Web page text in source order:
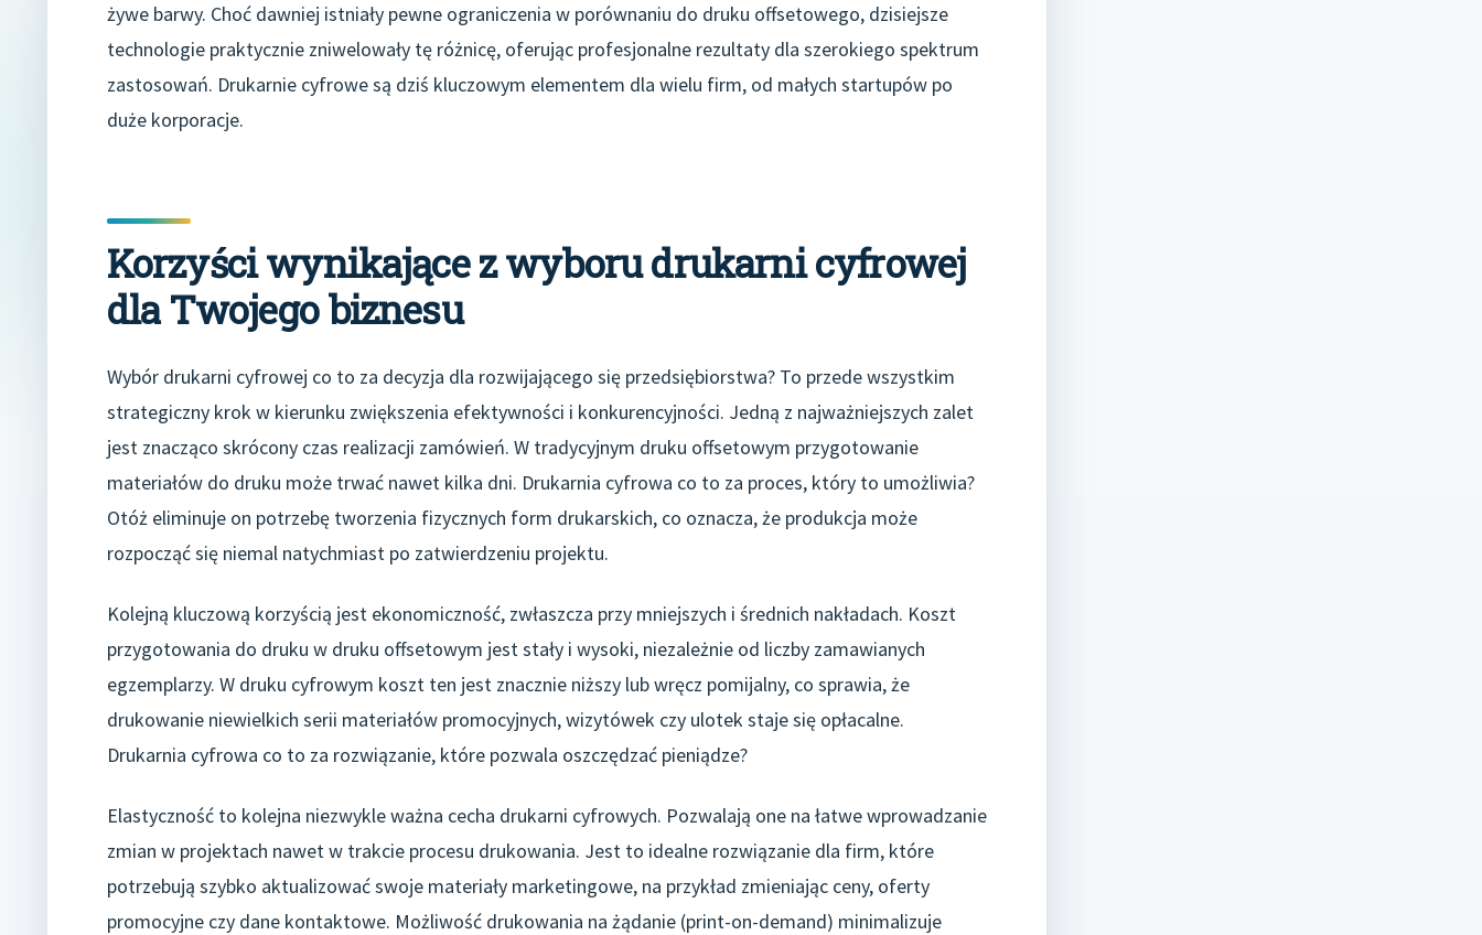
żywe barwy. Choć dawniej istniały pewne ograniczenia w porównaniu do druku offsetowego, dzisiejsze
technologie praktycznie zniwelowały tę różnicę, oferując profesjonalne rezultaty dla szerokiego spektrum
zastosowań. Drukarnie cyfrowe są dziś kluczowym elementem dla wielu firm, od małych startupów po
duże korporacje.
Korzyści wynikające z wyboru drukarni cyfrowej
dla Twojego biznesu
Wybór drukarni cyfrowej co to za decyzja dla rozwijającego się przedsiębiorstwa? To przede wszystkim
strategiczny krok w kierunku zwiększenia efektywności i konkurencyjności. Jedną z najważniejszych zalet
jest znacząco skrócony czas realizacji zamówień. W tradycyjnym druku offsetowym przygotowanie
materiałów do druku może trwać nawet kilka dni. Drukarnia cyfrowa co to za proces, który to umożliwia?
Otóż eliminuje on potrzebę tworzenia fizycznych form drukarskich, co oznacza, że produkcja może
rozpocząć się niemal natychmiast po zatwierdzeniu projektu.
Kolejną kluczową korzyścią jest ekonomiczność, zwłaszcza przy mniejszych i średnich nakładach. Koszt
przygotowania do druku w druku offsetowym jest stały i wysoki, niezależnie od liczby zamawianych
egzemplarzy. W druku cyfrowym koszt ten jest znacznie niższy lub wręcz pomijalny, co sprawia, że
drukowanie niewielkich serii materiałów promocyjnych, wizytówek czy ulotek staje się opłacalne.
Drukarnia cyfrowa co to za rozwiązanie, które pozwala oszczędzać pieniądze?
Elastyczność to kolejna niezwykle ważna cecha drukarni cyfrowych. Pozwalają one na łatwe wprowadzanie
zmian w projektach nawet w trakcie procesu drukowania. Jest to idealne rozwiązanie dla firm, które
potrzebują szybko aktualizować swoje materiały marketingowe, na przykład zmieniając ceny, oferty
promocyjne czy dane kontaktowe. Możliwość drukowania na żądanie (print-on-demand) minimalizuje